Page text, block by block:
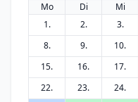
Mo Di Mi
1.
2. 3.
8.
9. 10.
15.
16. 17.
22.
23. 24.